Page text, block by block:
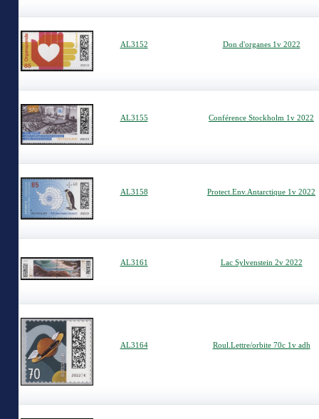
AL3152 Don d'organes 1v 2022
AL3155 Conférence Stockholm 1v 2022
AL3158 Protect.Env.Antarctique 1v 2022
AL3161 Lac Sylvenstein 2v 2022
AL3164 Roul.Lettre/orbite 70c 1v adh